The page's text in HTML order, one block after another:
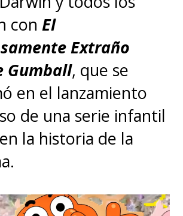
conEl
Extraño
Gumball, que se
en el lanzamiento
de una serie infantil
la historia de la